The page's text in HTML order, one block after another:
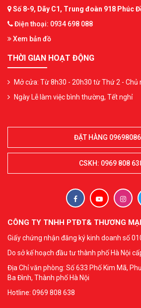
Số 8-9, Dãy C1, Trung đoàn 918 Phúc
Điện thoại: 0934 698 088
Xem bản đồ
THỜI GIAN HOẠT ĐỘNG
Mở cửa: Từ 8h30 - 20h30 từ Thứ 2 - Chủ
Ngày Lễ làm việc bình thường, Tết nghỉ
ĐẶT HÀNG
CSKH: 0969 808
CÔNG TY TNHH PTĐT& THƯƠNG
Giấy chứng nhận đăng ký kinh doanh số
Do sở kế hoạch đầu tư thành phố Hà Nội
Địa Chỉ văn phòng: Số 633 Phố Kim Mã,
Ba Đình, Thành phố Hà Nội
Hotline: 0969 808 638